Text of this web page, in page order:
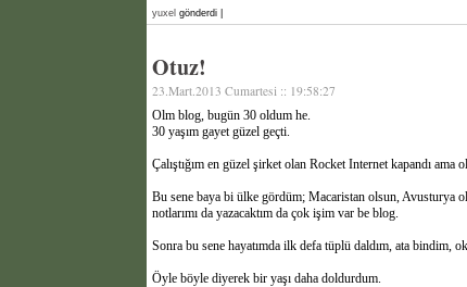
yuxel gönderdi |
Otuz!
23.Mart.2013 Cumartesi :: 19:58:27
Olm blog, bugün 30 oldum he.
30 yaşım gayet güzel geçti.
Çalıştığım en güzel şirket olan Rocket Internet kapandı
Bu sene baya bi ülke gördüm; Macaristan olsun, Avusturya
notlarımı da yazacaktım da çok işim var be blog.
Sonra bu sene hayatımda ilk defa tüplü daldım, ata bindim,
Öyle böyle diyerek bir yaşı daha doldurdum.